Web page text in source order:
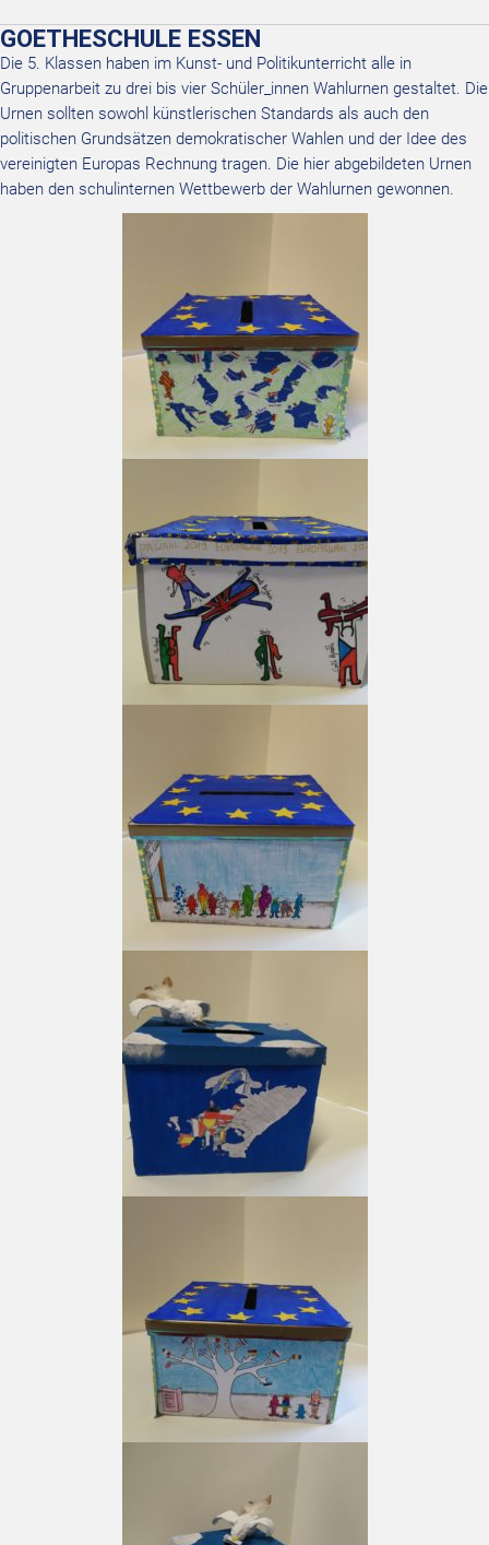
GOETHESCHULE ESSEN
Die 5. Klassen haben im Kunst- und Politikunterricht alle in
Gruppenarbeit zu drei bis vier Schüler_innen Wahlurnen gestaltet. Die
Urnen sollten sowohl künstlerischen Standards als auch den
politischen Grundsätzen demokratischer Wahlen und der Idee des
vereinigten Europas Rechnung tragen. Die hier abgebildeten Urnen
haben den schulinternen Wettbewerb der Wahlurnen gewonnen.